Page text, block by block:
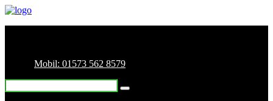
Mobil: 01573 562 8579